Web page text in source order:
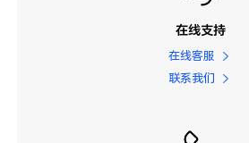
在线支持
在线客服
联系我们